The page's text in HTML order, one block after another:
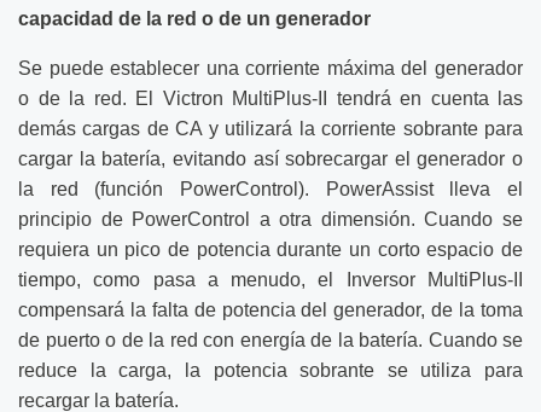
capacidad de la red o de un generador
Se puede establecer una corriente máxima del generador
o de la red. El Victron MultiPlus-II tendrá en cuenta las
demás cargas de CA y utilizará la corriente sobrante para
cargar la batería, evitando así sobrecargar el generador o
la red (función PowerControl). PowerAssist lleva el
principio de PowerControl a otra dimensión. Cuando se
requiera un pico de potencia durante un corto espacio de
tiempo, como pasa a menudo, el Inversor MultiPlus-II
compensará la falta de potencia del generador, de la toma
de puerto o de la red con energía de la batería. Cuando se
reduce la carga, la potencia sobrante se utiliza para
recargar la batería.